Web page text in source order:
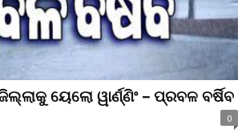
ୟେଲୋ ୱାର୍ଣ୍ଣିଂ – ପ୍ରବଳ ବର୍ଷିବ
0